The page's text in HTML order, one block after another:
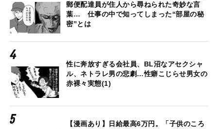
郵便配達員が住人から尋ねられた奇妙な言
葉… 仕事の中で知ってしまった“部屋の秘
密”とは
性に奔放すぎる会社員、BL沼なアセクシャ
ル、ネトラレ男の悲劇…性癖こじらせ男女の
赤裸々実態(1)
【漫画あり】日給最高6万円。「子供のころ